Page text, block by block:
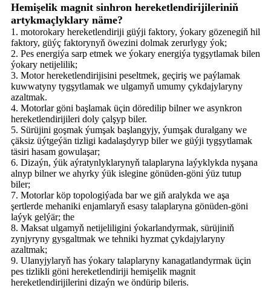
Hemişelik magnit sinhron hereketlendirijileriniň
artykmaçlyklary näme?
1. motorokary hereketlendiriji güýji faktory, ýokary gözenegiň hil
faktory, güýç faktorynyň öwezini dolmak zerurlygy ýok;
2. Pes energiýa sarp etmek we ýokary energiýa tygşytlamak bilen
ýokary netijelilik;
3. Motor hereketlendirijisini peseltmek, geçiriş we paýlamak
kuwwatyny tygşytlamak we ulgamyň umumy çykdajylaryny
azaltmak.
4. Motorlar göni başlamak üçin döredilip bilner we asynkron
hereketlendirijileri doly çalşyp biler.
5. Sürüjini goşmak ýumşak başlangyjy, ýumşak duralgany we
çäksiz üýtgeýän tizligi kadalaşdyryp biler we güýji tygşytlamak
täsiri hasam gowulaşar;
6. Dizaýn, ýük aýratynlyklarynyň talaplaryna laýyklykda nyşana
alnyp bilner we ahyrky ýük islegine gönüden-göni ýüz tutup
biler;
7. Motorlar köp topologiýada bar we giň aralykda we aşa
şertlerde mehaniki enjamlaryň esasy talaplaryna gönüden-göni
laýyk gelýär; the
8. Maksat ulgamyň netijeliligini ýokarlandyrmak, sürüjiniň
zynjyryny gysgaltmak we tehniki hyzmat çykdajylaryny
azaltmak;
9. Ulanyjylaryň has ýokary talaplaryny kanagatlandyrmak üçin
pes tizlikli göni hereketlendiriji hemişelik magnit
hereketlendirijilerini dizaýn we öndürip bileris.